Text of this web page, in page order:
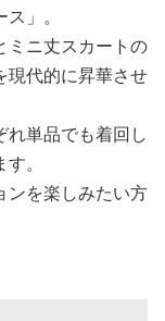
」。
ミニ丈スカートの
現代的に昇華させ
れ単品でも着回し
。
ンを楽しみたい方